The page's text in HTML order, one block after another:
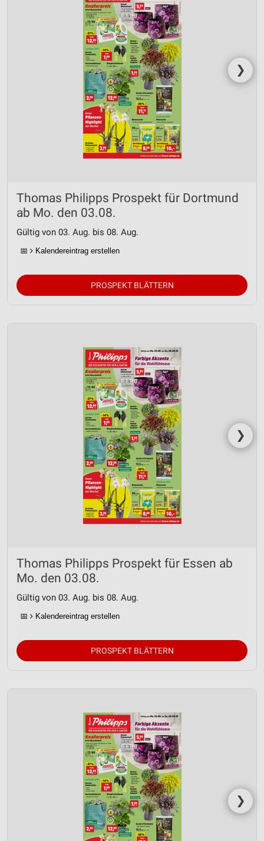
❯
Thomas Philipps Prospekt für Dortmund
ab Mo. den 03.08.
Gültig von 03. Aug. bis 08. Aug.
📅 Kalendereintrag erstellen
PROSPEKT BLÄTTERN
❯
Thomas Philipps Prospekt für Essen ab
Mo. den 03.08.
Gültig von 03. Aug. bis 08. Aug.
📅 Kalendereintrag erstellen
PROSPEKT BLÄTTERN
❯